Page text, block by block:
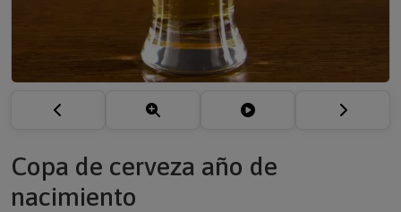
Copa de cerveza año de
nacimiento